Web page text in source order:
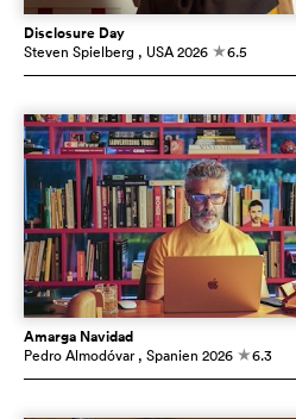
Disclosure Day
Steven Spielberg , USA2026 c6.5
Amarga Navidad
Pedro Almodóvar , Spanien 2026 c6.3